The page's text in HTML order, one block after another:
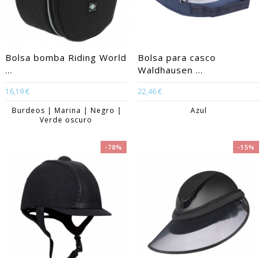
Bolsa bomba Riding World
...
16,19 €
Burdeos | Marina | Negro |
Verde oscuro
Bolsa para casco
Waldhausen ...
22,46 €
Azul
-78% -15%